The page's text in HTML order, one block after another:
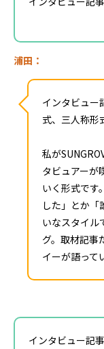
浦田：
インタビュー
式、三人称形
私が
タビュアーが
いく形式です
した」とか「
いなスタイル
グ。取材記事
イーが語って
インタビュー記